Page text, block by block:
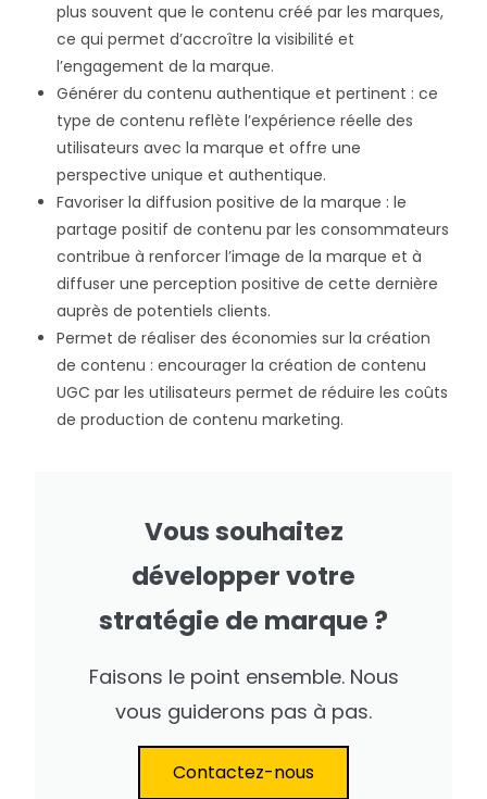
plus souvent que le contenu créé par les marques,
ce qui permet d’accroître la visibilité et
l’engagement de la marque.
Générer du contenu authentique et pertinent : ce
type de contenu reflète l’expérience réelle des
utilisateurs avec la marque et offre une
perspective unique et authentique.
Favoriser la diffusion positive de la marque : le
partage positif de contenu par les consommateurs
contribue à renforcer l’image de la marque et à
diffuser une perception positive de cette dernière
auprès de potentiels clients.
Permet de réaliser des économies sur la création
de contenu : encourager la création de contenu
UGC par les utilisateurs permet de réduire les coûts
de production de contenu marketing.
Vous souhaitez
développer votre
stratégie de marque ?
Faisons le point ensemble. Nous
vous guiderons pas à pas.
Contactez-nous